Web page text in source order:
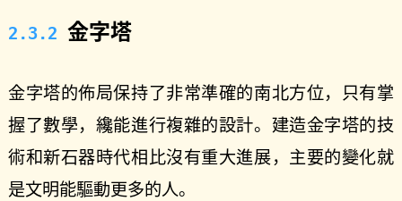
金字塔
金字塔的佈局保持了非常準確的南北方位，只有掌
握了數學，纔能進行複雜的設計。建造金字塔的技
術和新石器時代相比沒有重大進展，主要的變化就
是文明能驅動更多的人。